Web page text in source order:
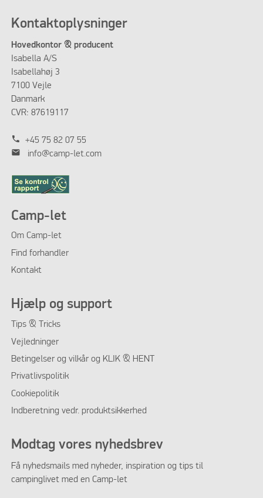
Kontaktoplysninger
Hovedkontor & producent
Isabella A/S
Isabellahøj 3
7100 Vejle
Danmark
CVR: 87619117
phone +45 75 82 07 55
mail info@camp-let.com
Camp-let
Om Camp-let
Find forhandler
Kontakt
Hjælp og support
Tips & Tricks
Vejledninger
Betingelser og vilkår og KLIK & HENT
Privatlivspolitik
Cookiepolitik
Indberetning vedr. produktsikkerhed
Modtag vores nyhedsbrev
Få nyhedsmails med nyheder, inspiration og tips til
campinglivet med en Camp-let